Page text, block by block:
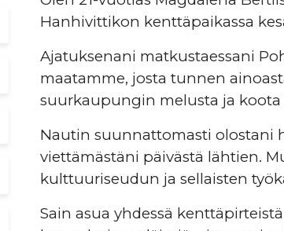
Hanhivittikon kenttäpaikassa
Ajatuksenani matkustaessani
maatamme, josta tunnen
suurkaupungin melusta ja
Nautin suunnattomasti olostani
viettämästäni päivästä lähtien.
kulttuuriseudun ja sellaisten
Sain asua yhdessä